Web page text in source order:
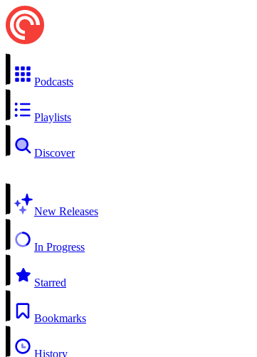
Podcasts
Playlists
Discover
New Releases
In Progress
Starred
Bookmarks
History